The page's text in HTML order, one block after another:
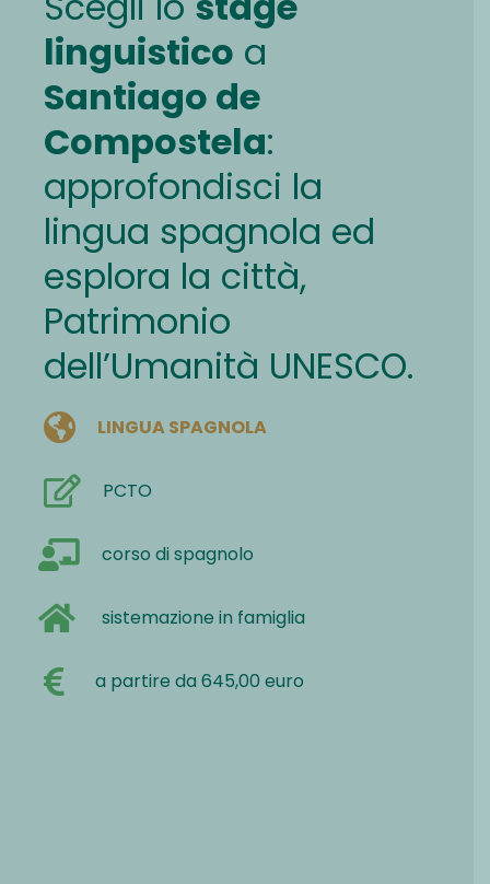
linguistico a
Santiago de
Compostela:
approfondisci la
lingua spagnola ed
esplora la città,
Patrimonio
dell’Umanità UNESCO.
LINGUA SPAGNOLA
PCTO
corso di spagnolo
sistemazione in famiglia
a partire da 645,00 euro